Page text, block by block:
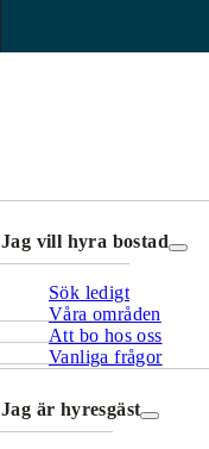
Jag vill hyra bostad
Sök ledigt
Våra områden
Att bo hos oss
Vanliga frågor
Jag är hyresgäst